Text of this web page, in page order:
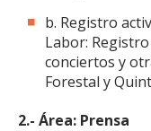
b. Registro
Labor:
conciertos y
Forestal y
2.- Área: Prensa